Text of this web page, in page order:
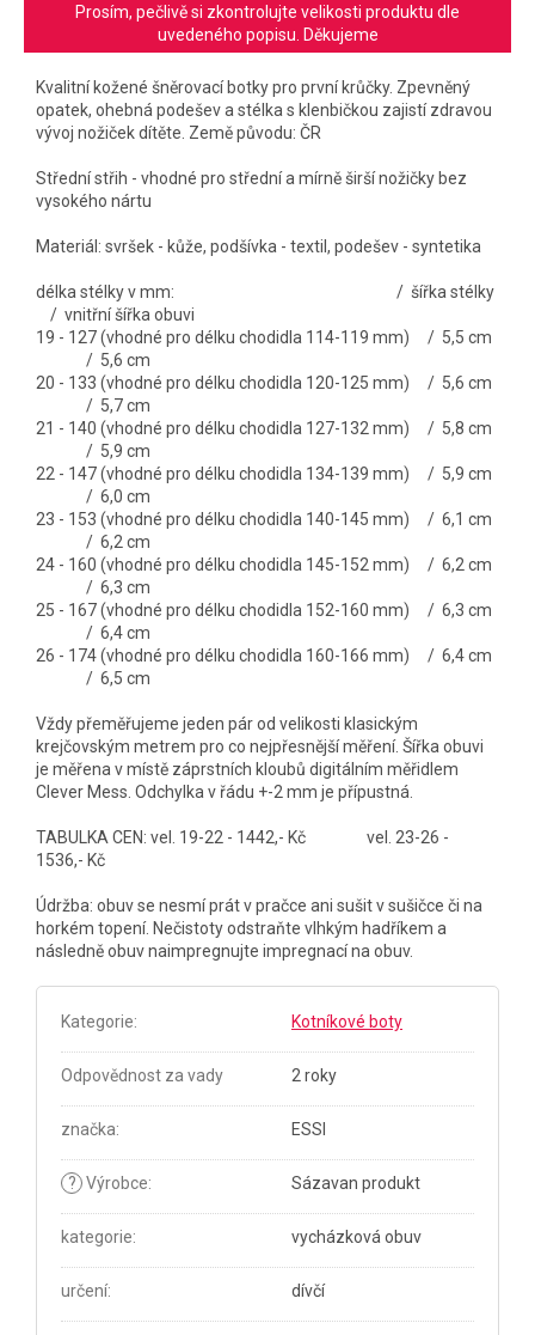
Prosím, pečlivě si zkontrolujte velikosti produktu dle
uvedeného popisu. Děkujeme
Kvalitní kožené šněrovací botky pro první krůčky. Zpevněný
opatek, ohebná podešev a stélka s klenbičkou zajistí zdravou
vývoj nožiček dítěte. Země původu: ČR
Střední střih - vhodné pro střední a mírně širší nožičky bez
vysokého nártu
Materiál: svršek - kůže, podšívka - textil, podešev - syntetika
délka stélky v mm: / šířka stélky
/ vnitřní šířka obuvi
19 - 127 (vhodné pro délku chodidla 114-119 mm) / 5,5 cm
/ 5,6 cm
20 - 133 (vhodné pro délku chodidla 120-125 mm) / 5,6 cm
/ 5,7 cm
21 - 140 (vhodné pro délku chodidla 127-132 mm) / 5,8 cm
/ 5,9 cm
22 - 147 (vhodné pro délku chodidla 134-139 mm) / 5,9 cm
/ 6,0 cm
23 - 153 (vhodné pro délku chodidla 140-145 mm) / 6,1 cm
/ 6,2 cm
24 - 160 (vhodné pro délku chodidla 145-152 mm) / 6,2 cm
/ 6,3 cm
25 - 167 (vhodné pro délku chodidla 152-160 mm) / 6,3 cm
/ 6,4 cm
26 - 174 (vhodné pro délku chodidla 160-166 mm) / 6,4 cm
/ 6,5 cm
Vždy přeměřujeme jeden pár od velikosti klasickým
krejčovským metrem pro co nejpřesnější měření. Šířka obuvi
je měřena v místě záprstních kloubů digitálním měřidlem
Clever Mess. Odchylka v řádu +-2 mm je přípustná.
TABULKA CEN: vel. 19-22 - 1442,- Kč vel. 23-26 -
1536,- Kč
Údržba: obuv se nesmí prát v pračce ani sušit v sušičce či na
horkém topení. Nečistoty odstraňte vlhkým hadříkem a
následně obuv naimpregnujte impregnací na obuv.
Kategorie: Kotníkové boty
Odpovědnost za vady 2 roky
značka: ESSI
? Výrobce: Sázavan produkt
kategorie: vycházková obuv
určení: dívčí